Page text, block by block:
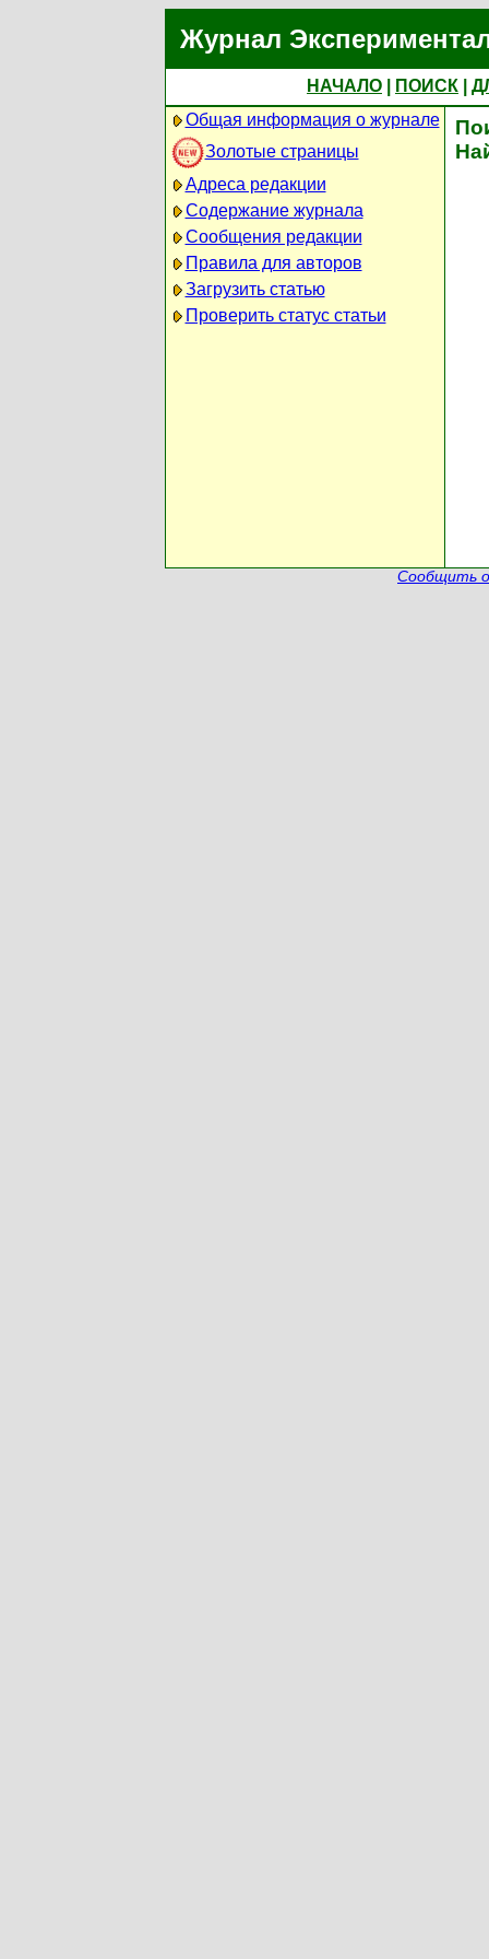
Журнал
НАЧАЛО ПОИСК
Общая информация о журнале
Золотые страницы
Адреса редакции
Содержание журнала
Сообщения редакции
Правила для авторов
Загрузить статью
Проверить статус статьи
Сообщить о